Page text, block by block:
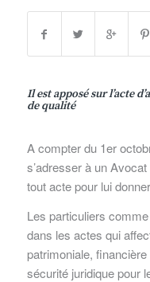
Il est apposé sur l’acte
de qualité
A compter du 1er
s’adresser à un
tout acte pour lui
Les particuliers
dans les actes qui
patrimoniale,
sécurité juridique pour